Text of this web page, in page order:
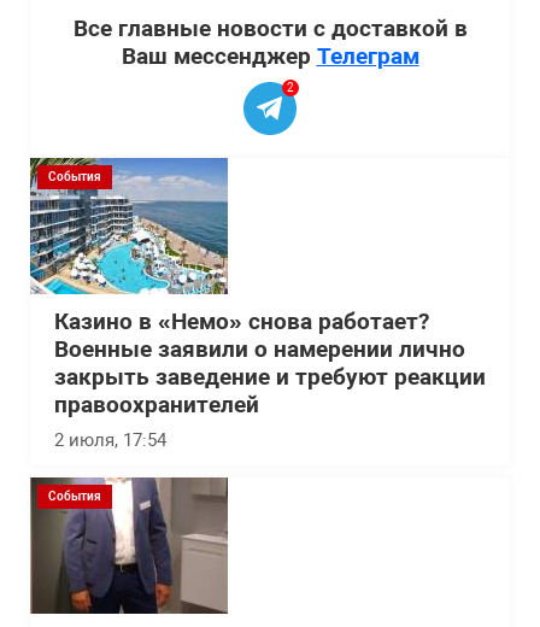
Все главные новости с доставкой в
Ваш мессенджер Телеграм
2
События
Казино в «Немо» снова работает?
Военные заявили о намерении лично
закрыть заведение и требуют реакции
правоохранителей
2 июля, 17:54
События